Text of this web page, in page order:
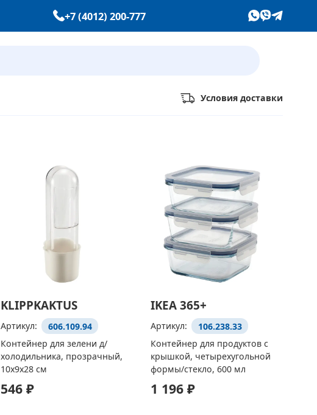
+7 (4012) 200-777
Условия доставки
KLIPPKAKTUS
Артикул:
606.109.94
Контейнер для зелени д/
холодильника, прозрачный,
10x9x28 см
546 ₽
IKEA 365+
Артикул:
106.238.33
Контейнер для продуктов с
крышкой, четырехугольной
формы/стекло, 600 мл
1 196 ₽